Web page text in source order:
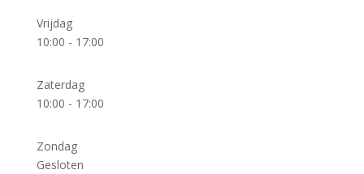
Vrijdag
10:00 - 17:00
Zaterdag
10:00 - 17:00
Zondag
Gesloten